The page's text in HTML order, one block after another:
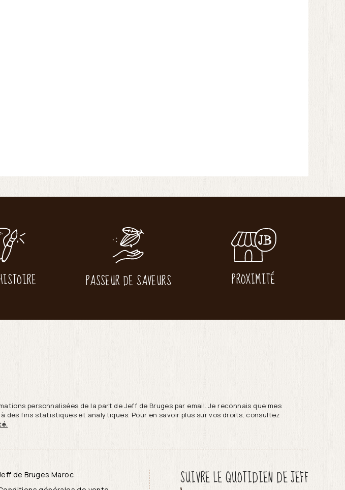
PASSEUR DE SAVEURS PROXIMITÉ
personnalisées de la part de Jeff de Bruges par email. Je reconnais que mes
des fins statistiques et analytiques. Pour en savoir plus sur vos droits, consultez
de Bruges Maroc
SUIVRE LE QUOTIDIEN DE JEFF